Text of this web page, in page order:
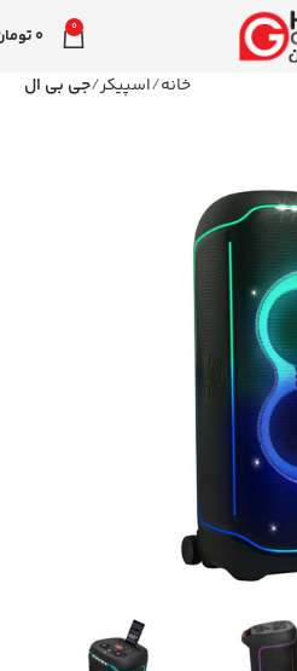
0
0
خانه اسپیکر جی بی ال